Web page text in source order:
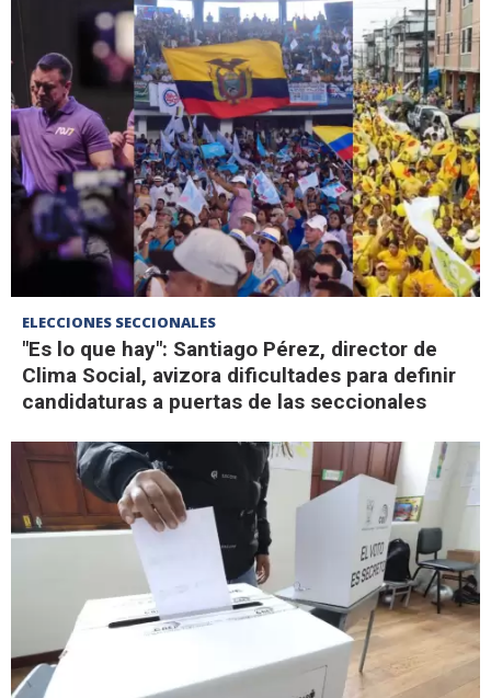
ELECCIONES SECCIONALES
"Es lo que hay": Santiago Pérez, director de
Clima Social, avizora dificultades para definir
candidaturas a puertas de las seccionales